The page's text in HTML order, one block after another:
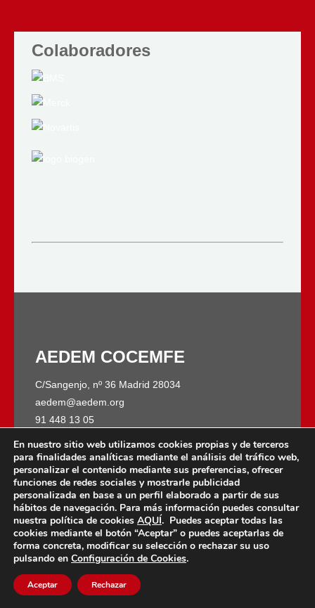
Colaboradores
AEDEM COCEMFE
C/Sangenjo, nº 36 Madrid 28034
aedem@aedem.org
91 448 13 05
AEDEM-COCEMFE es miembro de:
En nuestro sitio web utilizamos cookies propias y de terceros
para finalidades analíticas mediante el análisis del tráfico web,
personalizar el contenido mediante sus preferencias, ofrecer
funciones de redes sociales y mostrarle publicidad
personalizada en base a un perfil elaborado a partir de sus
hábitos de navegación. Para más información puedes consultar
nuestra política de cookies AQUÍ. Puedes aceptar todas las
cookies mediante el botón “Aceptar” o puedes aceptarlas de
forma concreta, modificar su selección o rechazar su uso
pulsando en Configuración de Cookies.
Aceptar Rechazar